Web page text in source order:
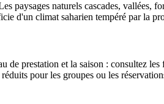
paysages naturels cascades, vallées,
d'un climat saharien tempéré par la
prestation et la saison : consultez
pour les groupes ou les